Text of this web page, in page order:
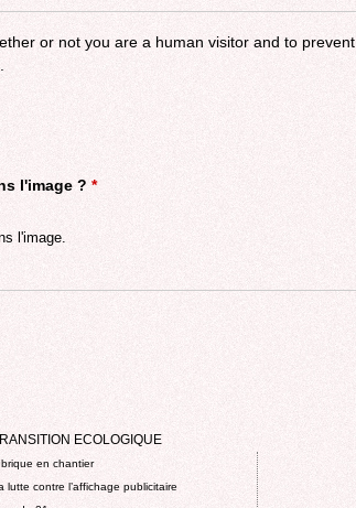
or not you are a human visitor and to prevent
l'image ?*
l'image.
ECOLOGIQUE
en chantier
lutte contre l’affichage publicitaire